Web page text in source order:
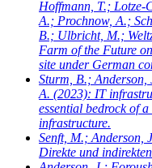
Hoffmann, T.; Lotze-
A.; Prochnow, A.;
B.; Ulbricht, M.;
Farm of the Future
site under German
Sturm, B.; Anderson,
A. (2023): IT
essential bedrock of
infrastructure.
Senft, M.; Anderson,
Direkte und